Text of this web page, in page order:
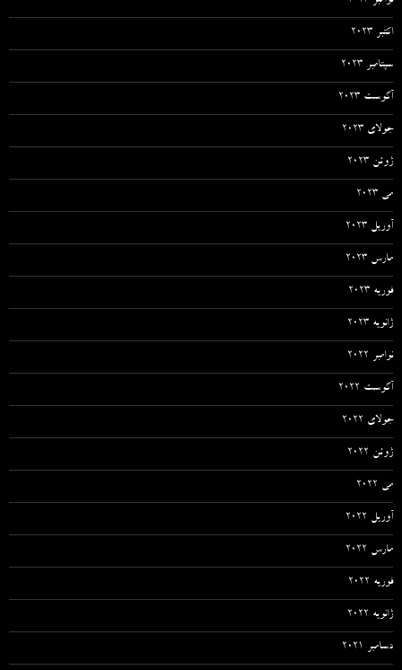
اکتبر 2023
سپتامبر 2023
آگوست 2023
جولای 2023
ژوئن 2023
می 2023
آوریل 2023
مارس 2023
فوریه 2023
ژانویه 2023
نوامبر 2022
آگوست 2022
جولای 2022
ژوئن 2022
می 2022
آوریل 2022
مارس 2022
فوریه 2022
ژانویه 2022
دسامبر 2021